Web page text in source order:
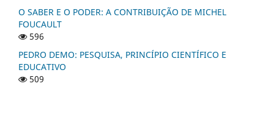
O SABER E O PODER: A CONTRIBUIÇÃO DE MICHEL
FOUCAULT
596
PEDRO DEMO: PESQUISA, PRINCÍPIO CIENTÍFICO E
EDUCATIVO
509